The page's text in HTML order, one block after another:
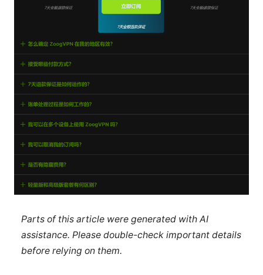
Parts of this article were generated with AI
assistance. Please double-check important details
before relying on them.